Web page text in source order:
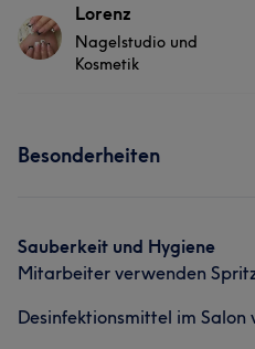
Services
Nägel
Lorenz
Nagelstudio und
Kosmetik
Portfolio
Besonderheiten
Sauberkeit und Hygiene
Mitarbeiter verwenden
Desinfektionsmittel im Salon